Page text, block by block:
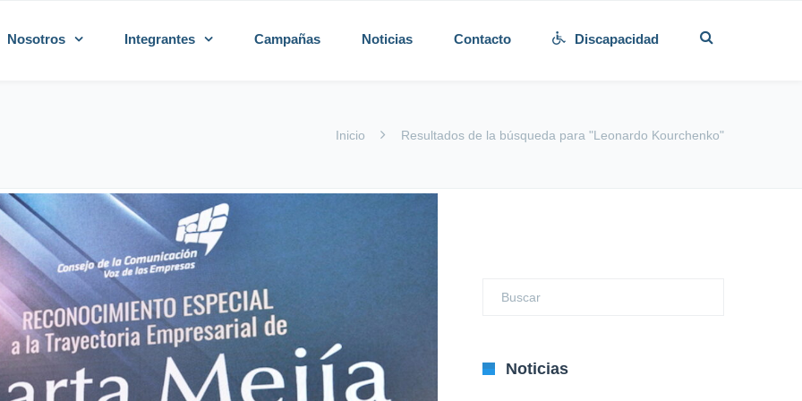
Nosotros Integrantes Campañas Noticias Contacto Discapacidad
Inicio Resultados de la búsqueda para "Leonardo Kourchenko"
Noticias